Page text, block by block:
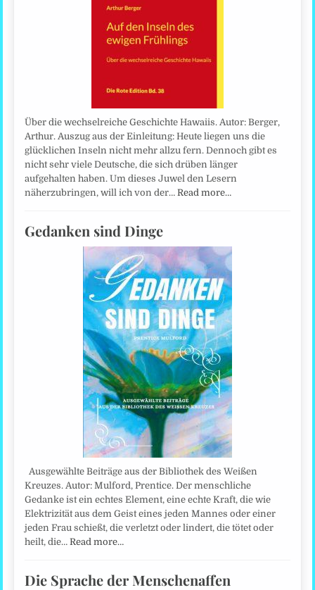
Über die wechselreiche Geschichte Hawaiis. Autor: Berger,
Arthur. Auszug aus der Einleitung: Heute liegen uns die
glücklichen Inseln nicht mehr allzu fern. Dennoch gibt es
nicht sehr viele Deutsche, die sich drüben länger
aufgehalten haben. Um dieses Juwel den Lesern
näherzubringen, will ich von der…Read more…
Gedanken sind Dinge
Ausgewählte Beiträge aus der Bibliothek des Weißen
Kreuzes. Autor: Mulford, Prentice. Der menschliche
Gedanke ist ein echtes Element, eine echte Kraft, die wie
Elektrizität aus dem Geist eines jeden Mannes oder einer
jeden Frau schießt, die verletzt oder lindert, die tötet oder
heilt, die…Read more…
Die Sprache der Menschenaffen